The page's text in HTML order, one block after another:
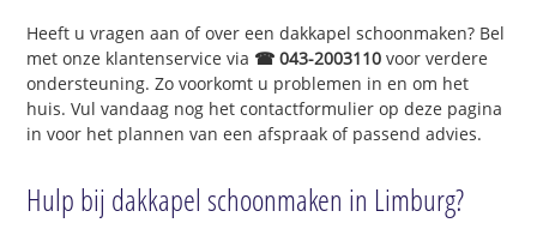
Heeft u vragen aan of over een dakkapel schoonmaken? Bel
met onze klantenservice via ☎ 043-2003110 voor verdere
ondersteuning. Zo voorkomt u problemen in en om het
huis. Vul vandaag nog het contactformulier op deze pagina
in voor het plannen van een afspraak of passend advies.
Hulp bij dakkapel schoonmaken in Limburg?